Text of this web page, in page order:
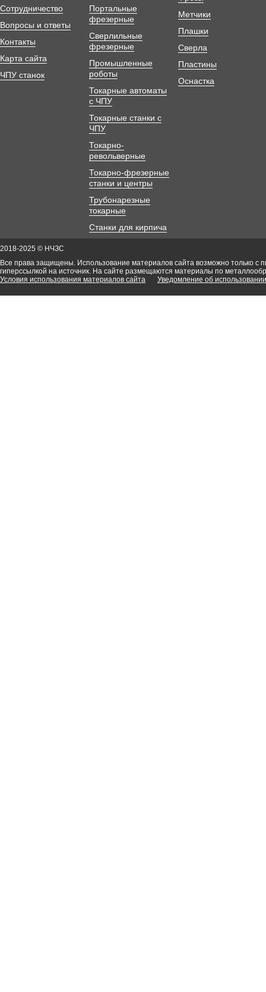
Сотрудничество
Вопросы и ответы
Контакты
Карта сайта
ЧПУ станок
Портальные
фрезерные
Сверлильные
фрезерные
Промышленные
роботы
Токарные автоматы
с ЧПУ
Токарные станки с
ЧПУ
Токарно-
револьверные
Токарно-фрезерные
станки и центры
Трубонарезные
токарные
Станки для кирпича
Метчики
Плашки
Сверла
Пластины
Оснастка
2018-2025 © НЧЗС
Все права защищены. Использование материалов сайта возможно только с
гиперссылкой на источник. На сайте размещаются материалы по
Условия использования материалов сайта
Уведомление об